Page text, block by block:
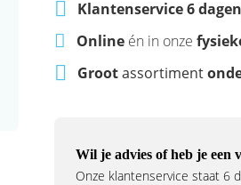
Klantenservice 6 dagen
Online én in onze
Grootassortiment
Wil je advies of heb je een
Onze klantenservice staat 6